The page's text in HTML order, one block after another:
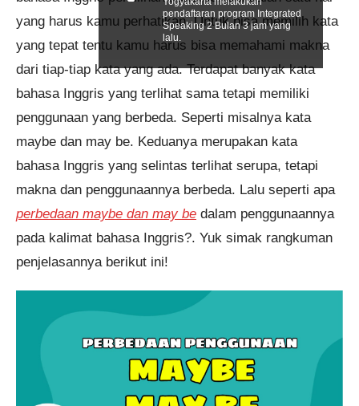
yang harus kamu perhatikan. Untuk bisa memilih kata
yang tepat tentu kamu harus bisa memahami makna
dari tiap-tiap kata yang ada. Terdapat banyak kata
bahasa Inggris yang terlihat sama tetapi memiliki
penggunaan yang berbeda. Seperti misalnya kata
maybe dan may be. Keduanya merupakan kata
bahasa Inggris yang selintas terlihat serupa, tetapi
makna dan penggunaannya berbeda. Lalu seperti apa
perbedaan maybe dan may be dalam penggunaannya
pada kalimat bahasa Inggris?. Yuk simak rangkuman
penjelasannya berikut ini!
pendaftaran program Integrated
Speaking 2 Bulan 3 jam yang
lalu.